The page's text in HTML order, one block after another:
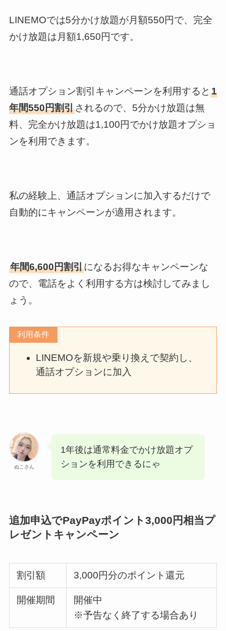
LINEMOでは5分かけ放題が月額550円で、完全
かけ放題は月額1,650円です。
通話オプション割引キャンペーンを利用すると 1
年間550円割引されるので、5分かけ放題は無
料、完全かけ放題は1,100円でかけ放題オプショ
ンを利用できます。
私の経験上、通話オプションに加入するだけで
自動的にキャンペーンが適用されます。
年間6,600円割引になるお得なキャンペーンな
ので、電話をよく利用する方は検討してみまし
ょう。
利用条件
LINEMOを新規や乗り換えで契約し、
通話オプションに加入
ぬこさん
1年後は通常料金でかけ放題オプ
ションを利用できるにゃ
追加申込でPayPayポイント3,000円相当プ
レゼントキャンペーン
割引額 3,000円分のポイント還元
開催期間
開催中
※予告なく終了する場合あり